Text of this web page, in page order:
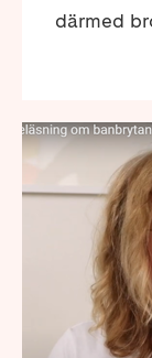
därmed